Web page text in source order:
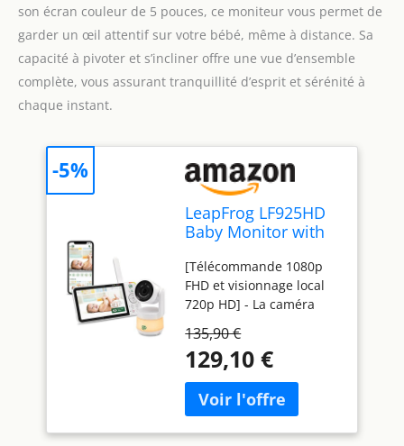
son écran couleur de 5 pouces, ce moniteur vous permet de
garder un œil attentif sur votre bébé, même à distance. Sa
capacité à pivoter et s’incliner offre une vue d’ensemble
complète, vous assurant tranquillité d’esprit et sérénité à
chaque instant.
LeapFrog LF925HD
Baby Monitor with
5 inch HD Color
Display, Smart Baby
Monitors, Pan &
Tilt/Swivel Camera
and App, Monitor
[Télécommande 1080p
FHD et visionnage local
720p HD] - La caméra
haute définition 1080p,
afin que vous puissiez
voir clairement votre
enfant sur l'unité
parentale. L'écran LCD
couleur de 5 pouces
135,90 €
129,10 €
-5%